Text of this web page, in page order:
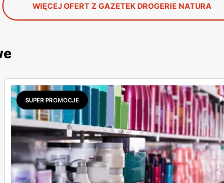
WIĘCEJ OFERT Z GAZETEK DROGERIE NATURA
SUPER PROMOCJE